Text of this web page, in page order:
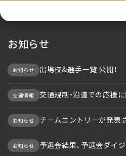
お知らせ
お知らせ 出場校&選手一覧 公開！
交通情報 交通規制・沿道での応援
お知らせ チームエントリーが発表
お知らせ 予選会結果、予選会ダイ